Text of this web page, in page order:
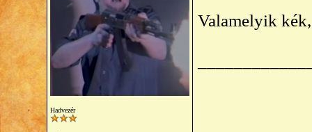
Hadvezér
Valamelyik